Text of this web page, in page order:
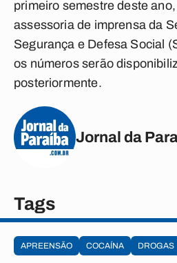
primeiro semestre deste
assessoria de imprensa da
Segurança e Defesa Social
os números serão
posteriormente.
Jornal da
Tags
APREENSÃO COCAÍNA DROGAS